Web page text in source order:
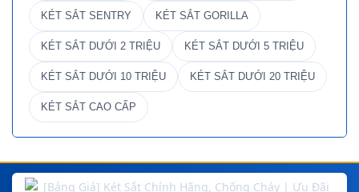
KÉT SẮT SENTRY KÉT SẮT GORILLA
KÉT SẮT DƯỚI 2 TRIỆU KÉT SẮT DƯỚI 5 TRIỆU
KÉT SẮT DƯỚI 10 TRIỆU KÉT SẮT DƯỚI 20 TRIỆU
KÉT SẮT CAO CẤP